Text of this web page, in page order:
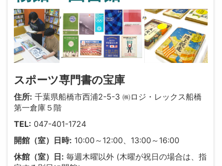
, ,
スポーツ専門書の宝庫
住所: 千葉県船橋市西浦2-5-3 ㈱ロジ・レックス船橋
第一倉庫５階
TEL: 047-401-1724
開館（室）日時: 10:00～12:00、13:00～16:00
休館（室）日: 毎週木曜以外 (木曜が祝日の場合は、指